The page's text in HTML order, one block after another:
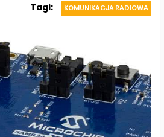
Tagi: KOMUNIKACJA RADIOWA